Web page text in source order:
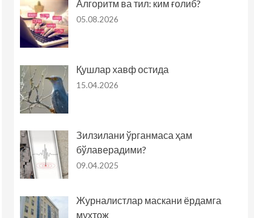
Алгоритм ва тил: ким ғолиб?
05.08.2026
Қушлар хавф остида
15.04.2026
Зилзилани ўрганмаса ҳам
бўлаверадими?
09.04.2025
Журналистлар маскани ёрдамга
муҳтож